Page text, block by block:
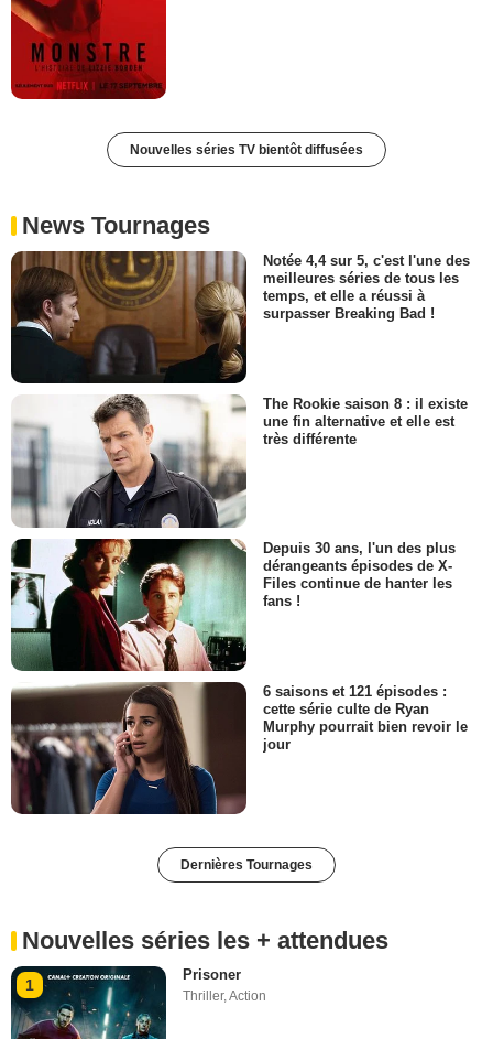
Nouvelles séries TV bientôt diffusées
News Tournages
Notée 4,4 sur 5, c'est l'une des
meilleures séries de tous les
temps, et elle a réussi à
surpasser Breaking Bad !
The Rookie saison 8 : il existe
une fin alternative et elle est
très différente
Depuis 30 ans, l'un des plus
dérangeants épisodes de X-
Files continue de hanter les
fans !
6 saisons et 121 épisodes :
cette série culte de Ryan
Murphy pourrait bien revoir le
jour
Dernières Tournages
Nouvelles séries les + attendues
1
Prisoner
Thriller,Action